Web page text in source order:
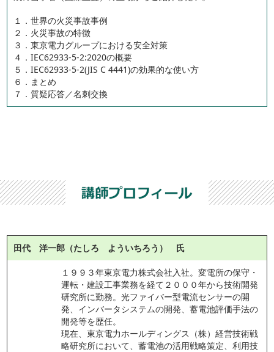
１．世界の火災事故事例
２．火災事故の特徴
３．東京電力グループにおける安全対策
４．IEC62933-5-2:2020の概要
５．IEC62933-5-2(JIS C 4441)の効果的な使い方
６．まとめ
７．質疑応答／名刺交換
田代 洋一郎（たしろ よういちろう） 氏
１９９３年東京電力株式会社入社。変電所の保守・
運転・建設工事業務を経て２０００年から技術開発
研究所に勤務。光ファイバー型電流センサーの開
発、インバータシステムの開発、蓄電池評価手法の
開発等を歴任。
現在、東京電力ホールディングス（株）経営技術戦
略研究所において、蓄電池の活用戦略策定、利用技